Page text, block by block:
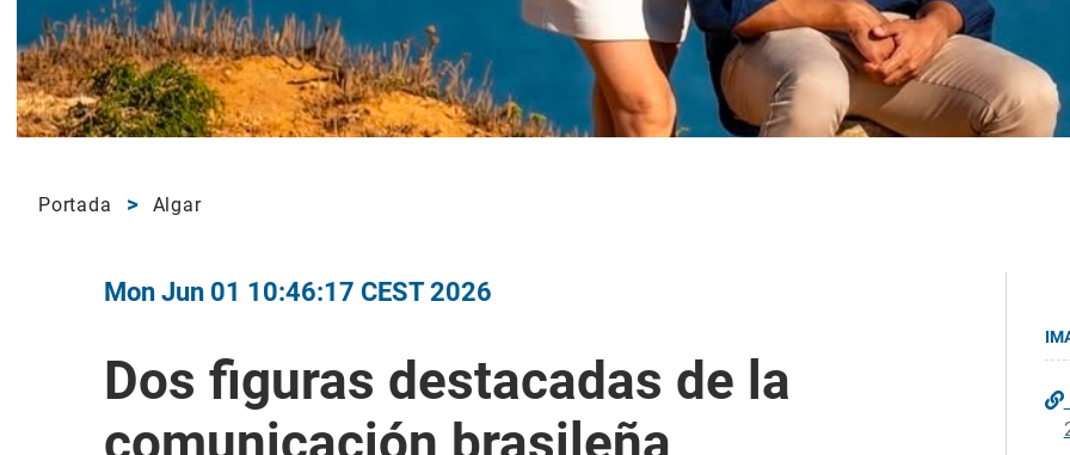
Portada Algar
Mon Jun 01 10:46:17 CEST 2026
Dos figuras destacadas de la